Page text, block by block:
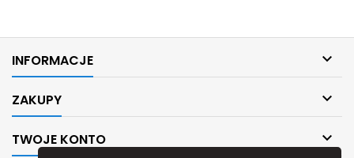
INFORMACJE 
ZAKUPY 
TWOJE KONTO 